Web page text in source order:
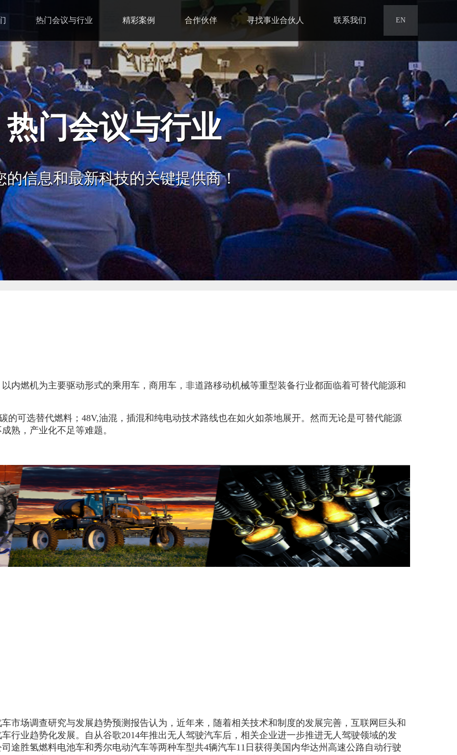
EN
联系我们
寻找事业合伙人
合作伙伴
精彩案例
热门会议与行业
热门会议与行业
的信息和最新科技的关键提供商！
内燃机为主要驱动形式的乘用车，商用车，非道路移动机械等重型装备行业都面临着可替代能源和
的可选替代燃料；48V,油混，插混和纯电动技术路线也在如火如荼地展开。然而无论是可替代能源
熟，产业化不足等难题。
市场调查研究与发展趋势预测报告认为，近年来，随着相关技术和制度的发展完善，互联网巨头和
行业趋势化发展。自从谷歌2014年推出无人驾驶汽车后，相关企业进一步推进无人驾驶领域的发
途胜氢燃料电池车和秀尔电动汽车等两种车型共4辆汽车11日获得美国内华达州高速公路自动行驶